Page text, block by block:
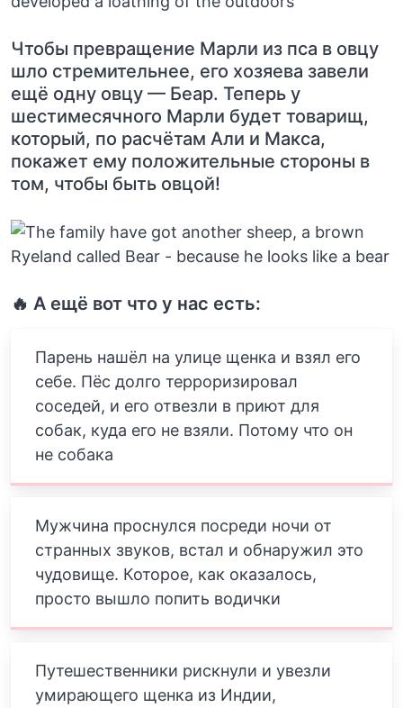
Чтобы превращение Марли из пса в овцу
шло стремительнее, его хозяева завели
ещё одну овцу — Беар. Теперь у
шестимесячного Марли будет товарищ,
который, по расчётам Али и Макса,
покажет ему положительные стороны в
том, чтобы быть овцой!
🔥 А ещё вот что у нас есть:
Парень нашёл на улице щенка и взял его
себе. Пёс долго терроризировал
соседей, и его отвезли в приют для
собак, куда его не взяли. Потому что он
не собака
Мужчина проснулся посреди ночи от
странных звуков, встал и обнаружил это
чудовище. Которое, как оказалось,
просто вышло попить водички
Путешественники рискнули и увезли
умирающего щенка из Индии,